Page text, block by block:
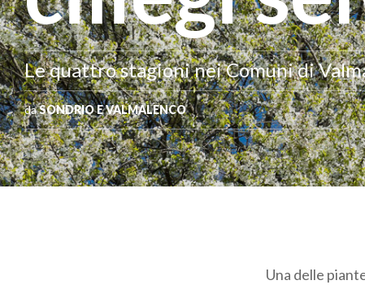
Le quattro stagioni nei Comuni di
daSONDRIO E VALMALENCO
Una delle